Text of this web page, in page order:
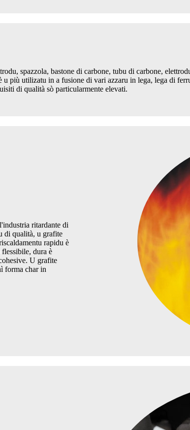
spazzola, bastone di carbone, tubu di carbone,
più utilizatu in a fusione di vari azzaru in lega, lega di
di qualità sò particularmente elevati.
ritardante di
di qualità, u grafite
rapidu è
dura è
U grafite
forma char in